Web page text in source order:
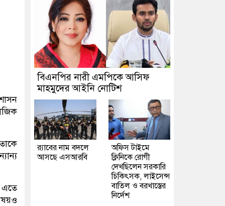
এতে
বিএনপির নারী এমপিকে আসিফ
মাহমুদের আইনি নোটিশ
র‍্যাবের নাম বদলে
আসছে এসআরবি
অফিস টাইমে
ক্লিনিকে রোগী
দেখছিলেন সরকারি
চিকিৎসক, লাইসেন্স
বাতিল ও বরখাস্তের
নির্দেশ